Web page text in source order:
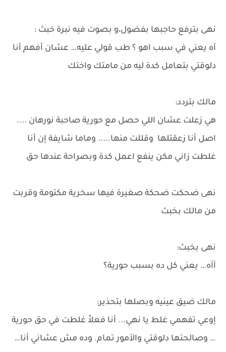
نهى بترفع حاجبها بفضول،و بصوت فيه نبرة خبث :
آه يعني في سبب اهو ؟ طب قولي عليه… عشان أفهم أنا
دلوقتي بتعامل كدة ليه من مامتك واختك
مالك بتردد:
هي زعلت عشان اللي حصل مع حورية صاحبة نورهان ....
اصل أنا زعقتلها وقللت منها..... وماما شايفة إن أنا
غلطت زاني مكن ينفع اعمل كدة وبصراحة عندها حق
نهى ضحكت ضحكة صغيرة فيها سخرية مكتومة وقربت
من مالك بخبث
نهى بخبث:
آآه… يعني كل ده بسبب حورية؟
مالك ضيق عينيه وبصلها بتحذير:
إوعي تفهمي غلط يا نهي... أنا فعلاً غلطت في حق حورية
… وصالحتها دلوقتي والأمور تمام. وده مش عشاني أنا…